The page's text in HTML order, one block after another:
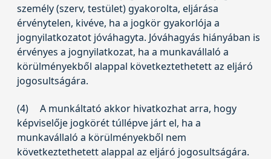
személy (szerv, testület) gyakorolta, eljárása
érvénytelen, kivéve, ha a jogkör gyakorlója a
jognyilatkozatot jóváhagyta. Jóváhagyás hiányában is
érvényes a jognyilatkozat, ha a munkavállaló a
körülményekből alappal következtethetett az eljáró
jogosultságára.
(4)
A munkáltató akkor hivatkozhat arra, hogy
képviselője jogkörét túllépve járt el, ha a
munkavállaló a körülményekből nem
következtethetett alappal az eljáró jogosultságára.